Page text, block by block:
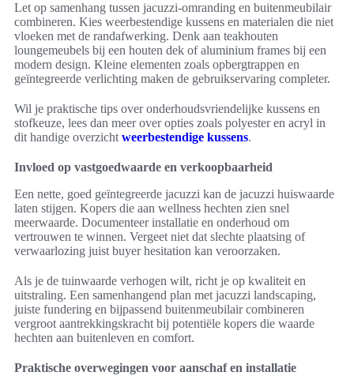
Let op samenhang tussen jacuzzi-omranding en buitenmeubilair
combineren. Kies weerbestendige kussens en materialen die niet
vloeken met de randafwerking. Denk aan teakhouten
loungemeubels bij een houten dek of aluminium frames bij een
modern design. Kleine elementen zoals opbergtrappen en
geïntegreerde verlichting maken de gebruikservaring completer.
Wil je praktische tips over onderhoudsvriendelijke kussens en
stofkeuze, lees dan meer over opties zoals polyester en acryl in
dit handige overzicht weerbestendige kussens.
Invloed op vastgoedwaarde en verkoopbaarheid
Een nette, goed geïntegreerde jacuzzi kan de jacuzzi huiswaarde
laten stijgen. Kopers die aan wellness hechten zien snel
meerwaarde. Documenteer installatie en onderhoud om
vertrouwen te winnen. Vergeet niet dat slechte plaatsing of
verwaarlozing juist buyer hesitation kan veroorzaken.
Als je de tuinwaarde verhogen wilt, richt je op kwaliteit en
uitstraling. Een samenhangend plan met jacuzzi landscaping,
juiste fundering en bijpassend buitenmeubilair combineren
vergroot aantrekkingskracht bij potentiële kopers die waarde
hechten aan buitenleven en comfort.
Praktische overwegingen voor aanschaf en installatie